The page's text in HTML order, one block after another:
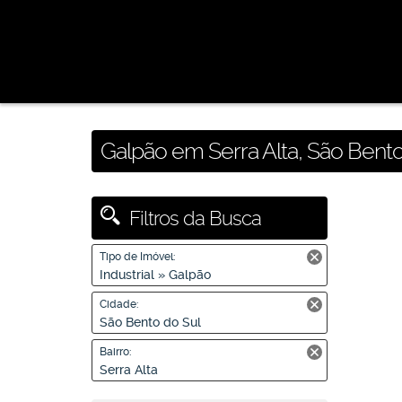
Galpão em Serra Alta, São
Filtros da Busca
Tipo de Imóvel:
Industrial » Galpão
Cidade:
São Bento do Sul
Bairro:
Serra Alta